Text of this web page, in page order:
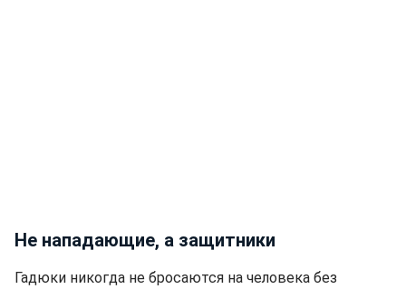
Не нападающие, а защитники
Гадюки никогда не бросаются на человека без